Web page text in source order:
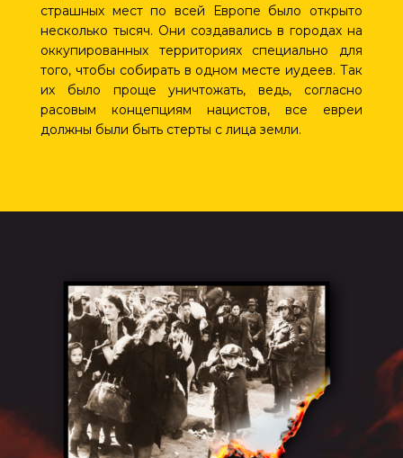
страшных мест по всей Европе было открыто
несколько тысяч. Они создавались в городах на
оккупированных территориях специально для
того, чтобы собирать в одном месте иудеев. Так
их было проще уничтожать, ведь, согласно
расовым концепциям нацистов, все евреи
должны были быть стерты с лица земли.